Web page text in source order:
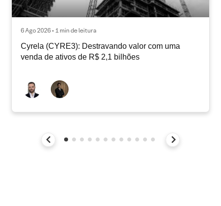
6 Ago 2026 • 1 min de leitura
Cyrela (CYRE3): Destravando valor com uma
venda de ativos de R$ 2,1 bilhões